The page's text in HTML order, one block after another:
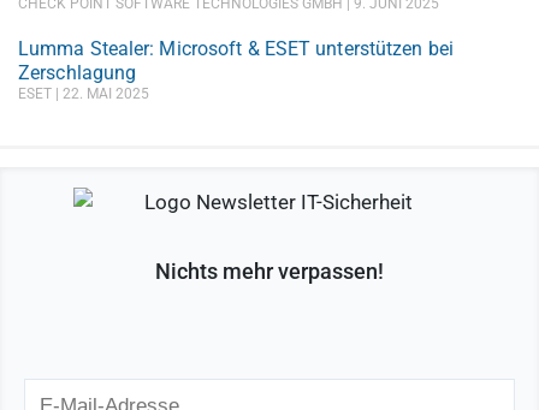
CHECK POINT SOFTWARE TECHNOLOGIES GMBH 9. JUNI 2025
Lumma Stealer: Microsoft & ESET unterstützen bei
Zerschlagung
ESET 22. MAI 2025
Nichts mehr verpassen!